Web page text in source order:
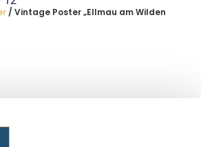
/ Vintage Poster „Ellmau am Wilden